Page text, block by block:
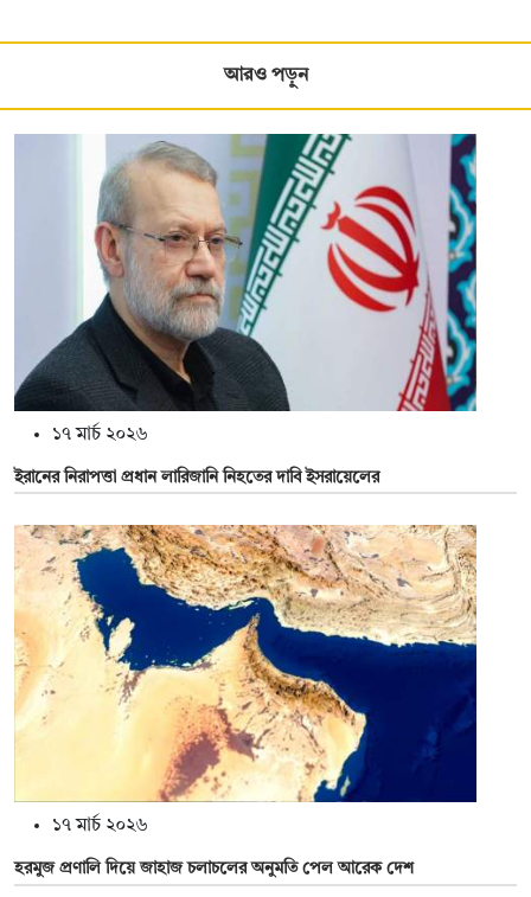
আরও পড়ুন
১৭ মার্চ ২০২৬
ইরানের নিরাপত্তা প্রধান লারিজানি নিহতের দাবি ইসরায়েলের
১৭ মার্চ ২০২৬
হরমুজ প্রণালি দিয়ে জাহাজ চলাচলের অনুমতি পেল আরেক দেশ